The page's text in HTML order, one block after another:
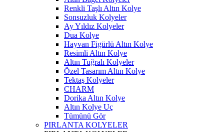
Renkli Taşlı Altın Kolye
Sonsuzluk Kolyeler
Ay Yıldız Kolyeler
Dua Kolye
Hayvan Figürlü Altın Kolye
Resimli Altın Kolye
Altın Tuğralı Kolyeler
Özel Tasarım Altın Kolye
Tektaş Kolyeler
CHARM
Dorika Altın Kolye
Altın Kolye Uç
Tümünü Gör
PIRLANTA KOLYELER